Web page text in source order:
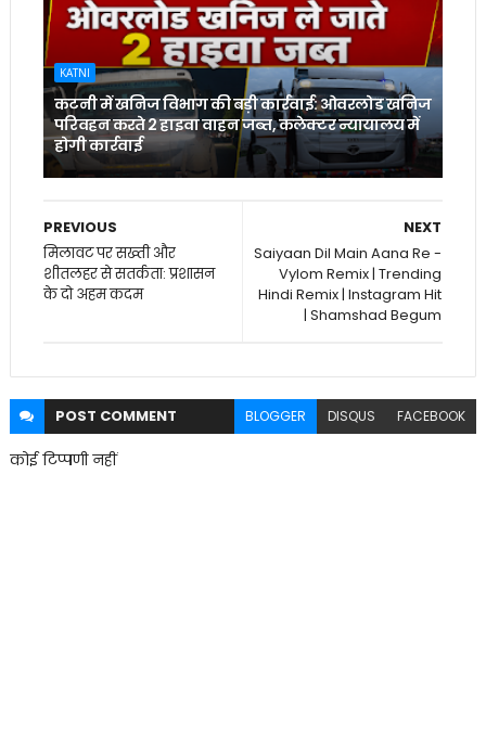
KATNI
कटनी में खनिज विभाग की बड़ी कार्रवाई: ओवरलोड खनिज
परिवहन करते 2 हाइवा वाहन जब्त, कलेक्टर न्यायालय में
होगी कार्रवाई
NEXT
Saiyaan Dil Main Aana Re -
Vylom Remix | Trending
Hindi Remix | Instagram Hit
| Shamshad Begum
PREVIOUS
मिलावट पर सख्ती और
शीतलहर से सतर्कता: प्रशासन
के दो अहम कदम
POST COMMENT BLOGGER DISQUS FACEBOOK
कोई टिप्पणी नहीं